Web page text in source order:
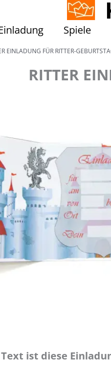
Spiele
EINLADUNG FÜR RITTER-
RITTER
ist diese